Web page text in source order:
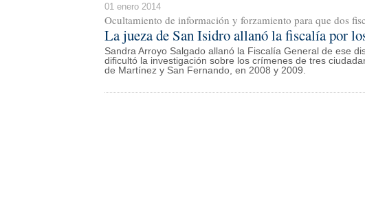
01 enero 2014
Ocultamiento de información y forzamiento para que dos
La jueza de San Isidro allanó la fiscalía por
Sandra Arroyo Salgado allanó la Fiscalía General de ese
dificultó la investigación sobre los crímenes de tres
de Martínez y San Fernando, en 2008 y 2009.